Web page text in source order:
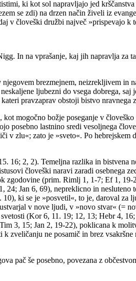
ki kot sol napravljajo jed
se zdi) na drzen način živeli iz
v človeški družbi največ »prispevajo
In na vprašanje, kaj jih napravlja za
brezmejnem, neizrekljivem in
ljubezni do vsega dobrega,
pravzaprav obstoji bistvo nravnega
mogočno božje poseganje v
posebno lastnino sredi vesoljnega
v zlu«; zato je »sveto«. Po
16; 2, 2). Temeljna razlika in bistvena
človeški naravi zaradi osebnega
zgodovine (prim. Rimlj 1, 1-7; Ef 1,
Jan 6, 69), nepreklicno in
ki se je »posvetil«, to je, daroval
v nove ljudi, v »novo stvar« (=
(Kor 6, 11. 19; 12, 13; Hebr 4,
3, 15; Jan 2, 19-22), poklicana k
ne posamič in brez
pač še posebno, povezana z